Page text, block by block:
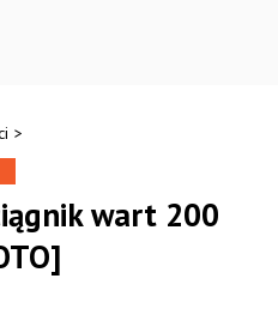
>
wart 200